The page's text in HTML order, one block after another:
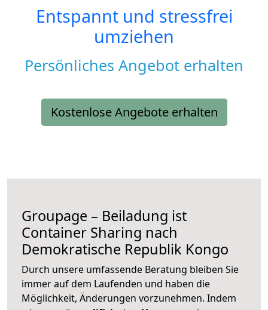
Entspannt und stressfrei
umziehen
Persönliches Angebot erhalten
Kostenlose Angebote erhalten
Groupage – Beiladung ist
Container Sharing nach
Demokratische Republik Kongo
Durch unsere umfassende Beratung bleiben Sie
immer auf dem Laufenden und haben die
Möglichkeit, Änderungen vorzunehmen. Indem